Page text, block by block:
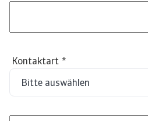
Kontaktart *